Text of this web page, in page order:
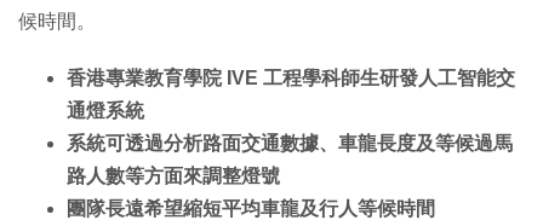
候時間。
香港專業教育學院 IVE 工程學科師生研發人工智能交
通燈系統
系統可透過分析路面交通數據、車龍長度及等候過馬
路人數等方面來調整燈號
團隊長遠希望縮短平均車龍及行人等候時間